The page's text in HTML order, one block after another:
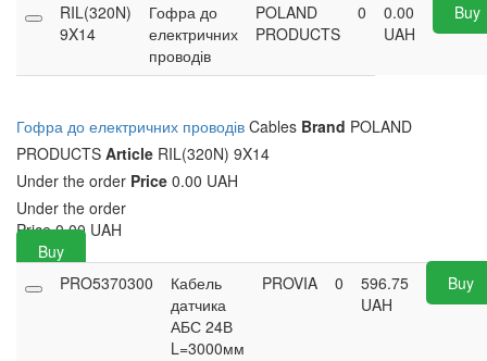
RIL(320N)
9X14
Гофра до
електричних
проводів
POLAND
PRODUCTS
0
0.00
UAH
Buy
Гофра до електричних проводів Cables Brand POLAND
PRODUCTS Article RIL(320N) 9X14
Under the order Price 0.00 UAH
Under the order
Price 0.00 UAH
Buy
PRO5370300
Кабель
датчика
АБС 24В
L=3000мм
PROVIA 0
596.75
UAH
Buy